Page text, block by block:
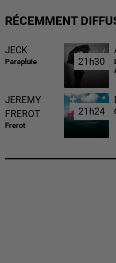
RÉCEMMENT
JECK
Parapluie 21h30
21h30
JEREMY
FREROT
Frerot
21h24
21h24